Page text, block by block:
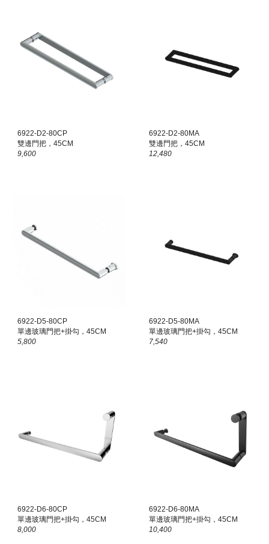
6922-D2-80CP
雙邊門把，45CM
9,600
6922-D2-80MA
雙邊門把，45CM
12,480
6922-D5-80CP
單邊玻璃門把+掛勾 ，45CM
5,800
6922-D5-80MA
單邊玻璃門把+掛勾 ，45CM
7,540
6922-D6-80CP
單邊玻璃門把+掛勾，45CM
8,000
6922-D6-80MA
單邊玻璃門把+掛勾，45CM
10,400